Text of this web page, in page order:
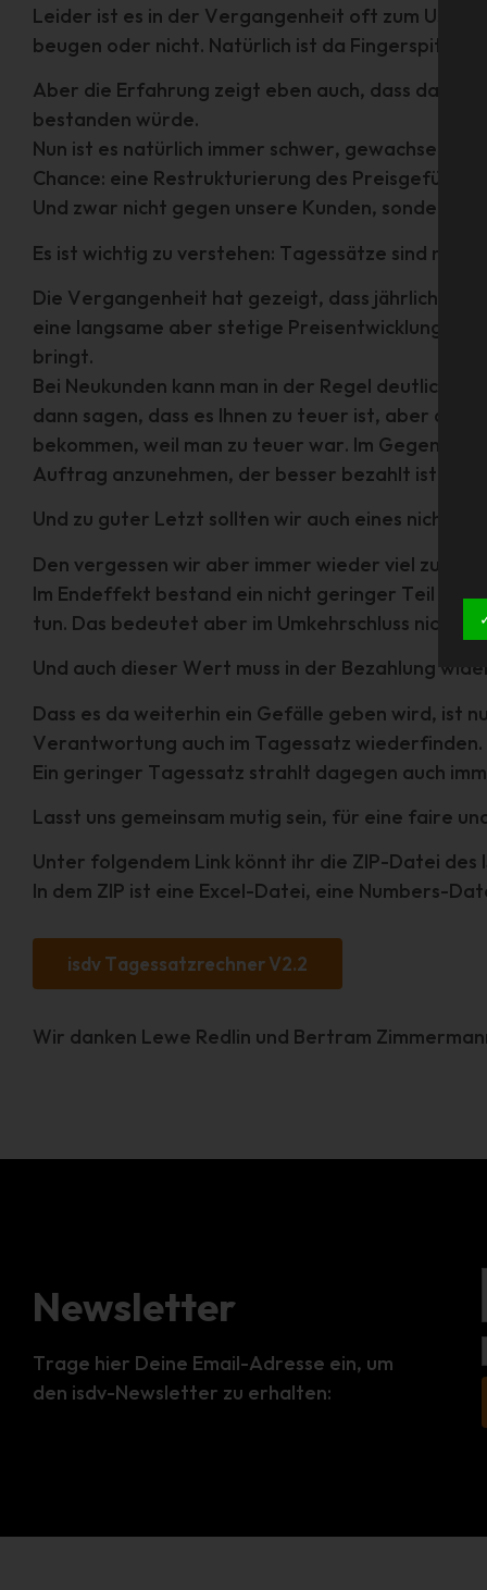
Leider ist es in der Vergangenheit oft zum Usus
beugen oder nicht. Natürlich ist da
Aber die Erfahrung zeigt eben auch, dass das
bestanden würde.
Nun ist es natürlich immer schwer, gewachsene
Chance: eine Restrukturierung des Preisgefüges.
Und zwar nicht gegen unsere Kunden, sondern
Es ist wichtig zu verstehen: Tagessätze sind nicht
Die Vergangenheit hat gezeigt, dass jährliche
eine langsame aber stetige Preisentwicklung in
bringt.
Bei Neukunden kann man in der Regel deutlich
dann sagen, dass es Ihnen zu teuer ist, aber
bekommen, weil man zu teuer war. Im
Auftrag anzunehmen, der besser bezahlt ist.
Und zu guter Letzt sollten wir auch eines nicht
Den vergessen wir aber immer wieder viel zu
Im Endeffekt bestand ein nicht geringer Teil
tun. Das bedeutet aber im Umkehrschluss nicht,
Und auch dieser Wert muss in der Bezahlung
Dass es da weiterhin ein Gefälle geben wird, ist
Verantwortung auch im Tagessatz wiederfinden.
Ein geringer Tagessatz strahlt dagegen auch
Lasst uns gemeinsam mutig sein, für eine faire
Unter folgendem Link könnt ihr die ZIP-Datei
In dem ZIP ist eine Excel-Datei, eine Numbers-
isdv Tagessatzrechner V2.2
Wir danken Lewe Redlin und Bertram
Newsletter
Trage hier Deine Email-Adresse ein, um
den isdv-Newsletter zu erhalten: